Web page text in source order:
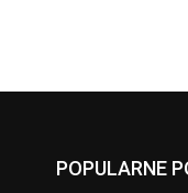
POPULARNE